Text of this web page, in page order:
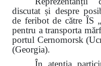
discutat și despre
de feribot de către ÎS
pentru a transporta
portul Cernomorsk
(Georgia).
În atenția